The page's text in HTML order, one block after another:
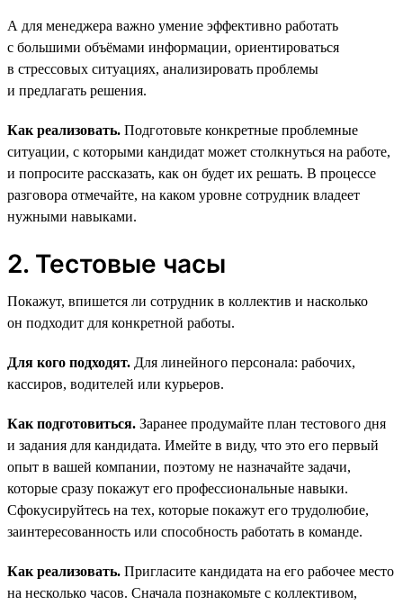
А для менеджера важно умение эффективно работать
с большими объёмами информации, ориентироваться
в стрессовых ситуациях, анализировать проблемы
и предлагать решения.
Как реализовать. Подготовьте конкретные проблемные
ситуации, с которыми кандидат может столкнуться на работе,
и попросите рассказать, как он будет их решать. В процессе
разговора отмечайте, на каком уровне сотрудник владеет
нужными навыками.
2. Тестовые часы
Покажут, впишется ли сотрудник в коллектив и насколько
он подходит для конкретной работы.
Для кого подходят. Для линейного персонала: рабочих,
кассиров, водителей или курьеров.
Как подготовиться. Заранее продумайте план тестового дня
и задания для кандидата. Имейте в виду, что это его первый
опыт в вашей компании, поэтому не назначайте задачи,
которые сразу покажут его профессиональные навыки.
Сфокусируйтесь на тех, которые покажут его трудолюбие,
заинтересованность или способность работать в команде.
Как реализовать. Пригласите кандидата на его рабочее место
на несколько часов. Сначала познакомьте с коллективом,